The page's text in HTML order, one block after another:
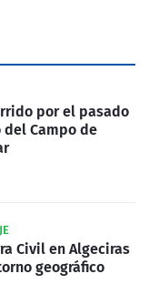
por el pasado
del Campo de
Civil en Algeciras
geográfico